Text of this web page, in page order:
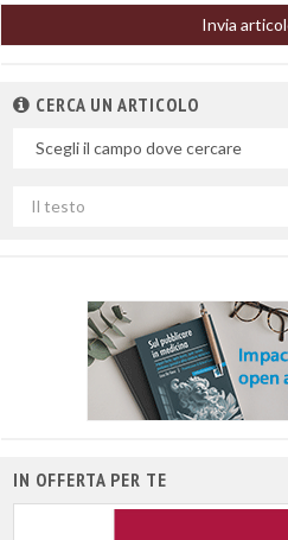
Invia
CERCA UN ARTICOLO
Nel
Cerca
IN OFFERTA PER TE